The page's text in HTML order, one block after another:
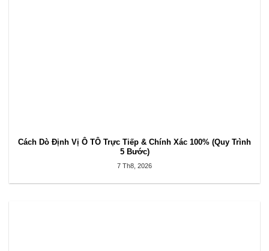
Cách Dò Định Vị Ô TÔ Trực Tiếp & Chính Xác 100% (Quy Trình
5 Bước)
7 Th8, 2026